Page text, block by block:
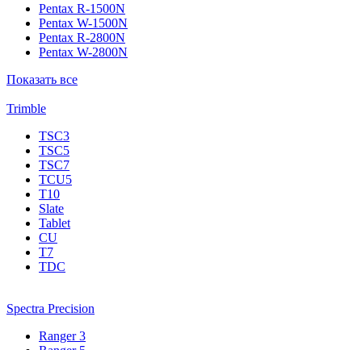
Pentax R-1500N
Pentax W-1500N
Pentax R-2800N
Pentax W-2800N
Показать все
Trimble
TSC3
TSC5
TSC7
TCU5
T10
Slate
Tablet
CU
T7
TDC
Spectra Precision
Ranger 3